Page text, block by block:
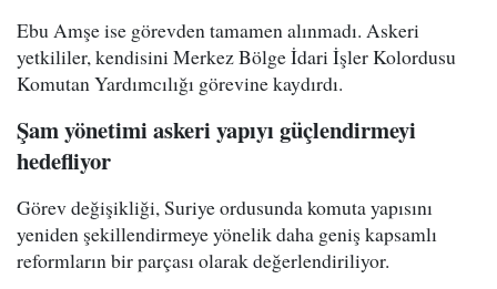
Ebu Amşe ise görevden tamamen alınmadı. Askeri
yetkililer, kendisini Merkez Bölge İdari İşler Kolordusu
Komutan Yardımcılığı görevine kaydırdı.
Şam yönetimi askeri yapıyı güçlendirmeyi
hedefliyor
Görev değişikliği, Suriye ordusunda komuta yapısını
yeniden şekillendirmeye yönelik daha geniş kapsamlı
reformların bir parçası olarak değerlendiriliyor.